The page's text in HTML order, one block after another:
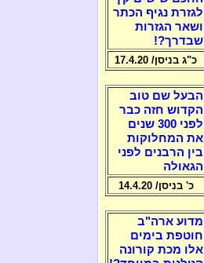
לגזרת נגיף הכתר
ושאר הגזרות
שבדרך?!
כ"ג בניסן/ 17.4.20
הבעל שם טוב
הקדוש חזה כבר
לפני 300 שנים
את המחלוקות
בין הרבנים לפני
הגאולה
כ' בניסן/ 14.4.20
מדוע ארה"ב
חוטפת בימים
אלו מכת קורונה